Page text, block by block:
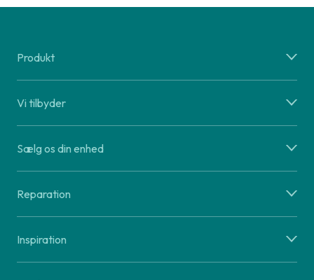
Produkt
Vi tilbyder
Sælg os din enhed
Reparation
Inspiration